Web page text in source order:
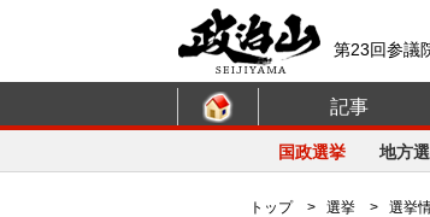
第23回参議
記事
国政選挙 地方
トップ> 選挙 > 選挙